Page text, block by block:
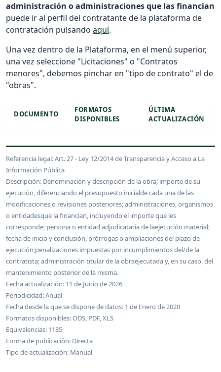
administración o administraciones que las financian
puede ir al perfil del contratante de la plataforma de
contratación pulsando aquí.
Una vez dentro de la Plataforma, en el menú superior,
una vez seleccione "Licitaciones" o "Contratos
menores", debemos pinchar en "tipo de contrato" el de
"obras".
DOCUMENTO
FORMATOS
DISPONIBLES
ÚLTIMA
ACTUALIZACIÓN
Referencia legal: Art. 27 - Ley 12/2014 de Transparencia y Acceso a La
Información Pública
Descripción: Denominación y descripción de la obra; importe de su
ejecución, diferenciando el presupuesto inicialde cada una de las
modificaciones o revisiones posteriores; administraciones, organismos
o entidadesque la financian, incluyendo el importe que les
corresponde; persona o entidad adjudicataria de laejecución material;
fecha de inicio y conclusión, prórrogas o ampliaciones del plazo de
ejecución;penalizaciones impuestas por incumplimientos del/de la
contratista; administración titular de la obraejecutada y, en su caso, del
mantenimiento posterior de la misma.
Fecha actualización: 11 de Junio de 2026
Periodicidad: Anual
Fecha desde la que se dispone de datos: 1 de Enero de 2020
Formatos disponibles: ODS, PDF, XLS
Equivalencias: 1135
Forma de publicación: Directa
Tipo de actualización: Manual